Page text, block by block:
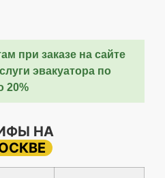
при заказе на сайте
эвакуатора по
20%
НА